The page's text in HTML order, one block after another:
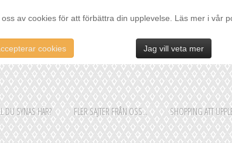
av cookies för att förbättra din upplevelse. Läs mer i vår
cookies Jag vill veta mer
DU SYNAS HÄR? FLER SAJTER FRÅN OSS... SHOPPING ATT